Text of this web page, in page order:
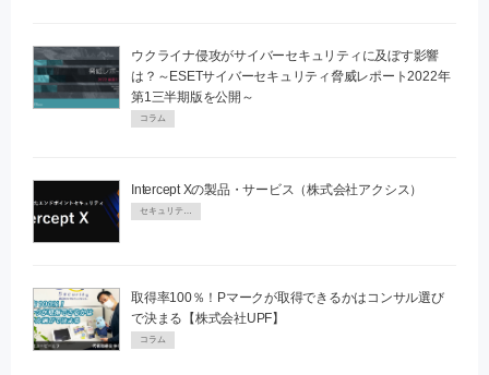
ウクライナ侵攻がサイバーセキュリティに及ぼす影響
は？～ESETサイバーセキュリティ脅威レポート2022年
第1三半期版を公開～
コラム
Intercept Xの製品・サービス（株式会社アクシス）
取得率100％！Pマークが取得できるかはコンサル選び
で決まる【株式会社UPF】
コラム